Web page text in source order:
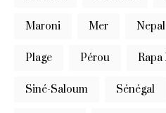
Maroni Mer Nepal
Plage Pérou
Siné-Saloum Sénégal